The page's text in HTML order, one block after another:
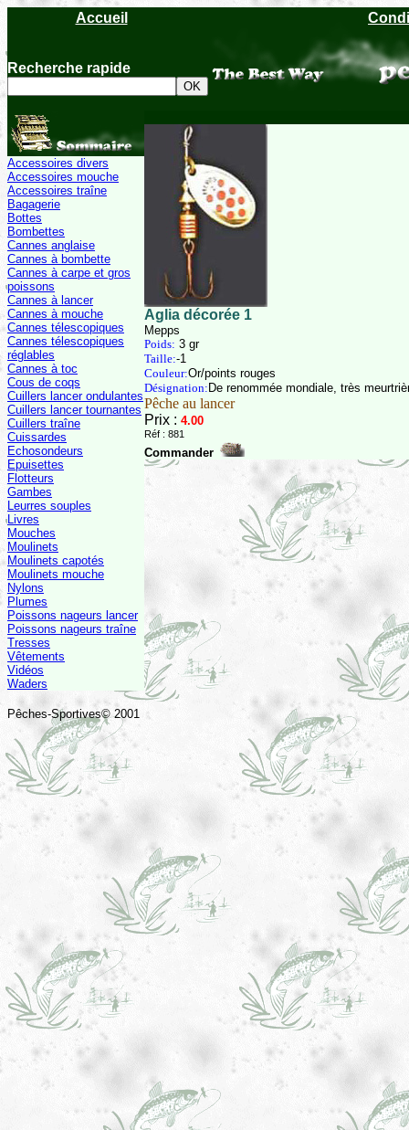
Accueil
Recherche rapide
Accessoires divers
Accessoires mouche
Accessoires traîne
Bagagerie
Bottes
Bombettes
Cannes anglaise
Cannes à bombette
Cannes à carpe et gros
poissons
Cannes à lancer
Cannes à mouche
Cannes télescopiques
Cannes télescopiques
réglables
Cannes à toc
Cous de coqs
Cuillers lancer ondulantes
Cuillers lancer tournantes
Cuillers traîne
Cuissardes
Echosondeurs
Epuisettes
Flotteurs
Gambes
Leurres souples
Livres
Mouches
Moulinets
Moulinets capotés
Moulinets mouche
Nylons
Plumes
Poissons nageurs lancer
Poissons nageurs traîne
Tresses
Vêtements
Vidéos
Waders
Pêches-Sportives© 2001
Aglia décorée 1
Mepps
Poids: 3 gr
Taille:-1
Couleur:Or/points rouges
Désignation: De renommée mondiale, très
Pêche au lancer
Prix : 4.00
Réf : 881
Commander